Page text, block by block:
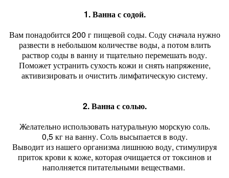
1. Ванна с содой.
Вам понадобится 200 г пищевой соды. Соду сначала нужно
развести в небольшом количестве воды, а потом влить
раствор соды в ванну и тщательно перемешать воду.
Поможет устранить сухость кожи и снять напряжение,
активизировать и очистить лимфатическую систему.
2. Ванна с солью.
Желательно использовать натуральную морскую соль.
0,5 кг на ванну. Соль высыпается в воду.
Выводит из нашего организма лишнюю воду, стимулируя
приток крови к коже, которая очищается от токсинов и
наполняется питательными веществами.